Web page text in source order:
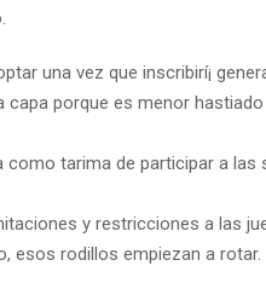
una vez que inscribirí¡
porque es menor
tarima de participar a
y restricciones a las
esos rodillos empiezan a rotar.